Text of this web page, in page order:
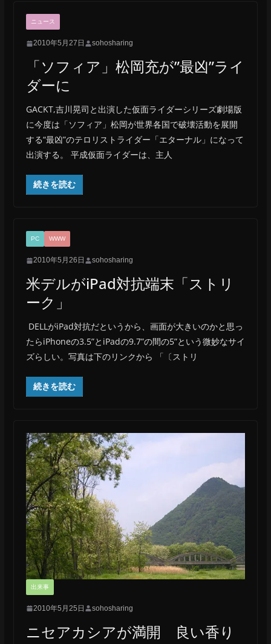
ニュース
2010年5月27日 sohosharing
「ソフィア」松岡充が”最凶”ライ
ダーに
GACKT,吉川晃司と出演した仮面ライダーシリーズ劇場版
に今度は「ソフィア」松岡が世界各国で破壊活動を展開
する“最凶”のテロリストライダー「エターナル」になって
出演する。 平成仮面ライダーは、主人
続きを読む
PC WWW
2010年5月26日 sohosharing
米デルがiPad対抗端末「ストリ
ーク」
DELLがiPad対抗だというから、画面が大きいのかと思っ
たらiPhoneの3.5”とiPadの9.7”の間の5”という微妙なサイ
ズらしい。写真は下のリンクから 「〔ストリ
続きを読む
出来事
2010年5月25日 sohosharing
ニセアカシアが満開 良い香り